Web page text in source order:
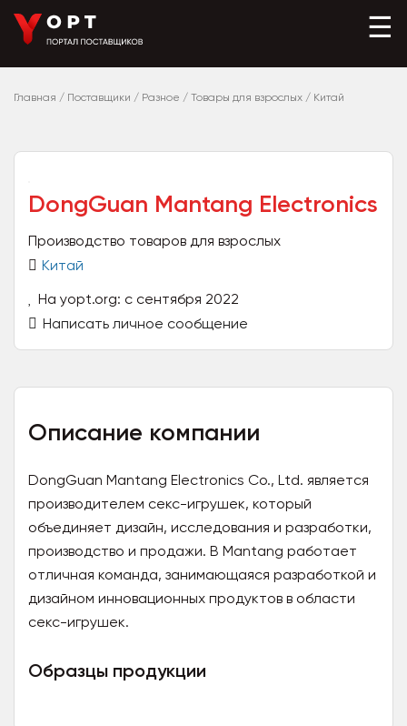
☰
Главная / Поставщики / Разное / Товары для взрослых / Китай
DongGuan Mantang Electronics
Производство товаров для взрослых
Китай
На yopt.org: с сентября 2022
Написать личное сообщение
Описание компании
DongGuan Mantang Electronics Co., Ltd. является
производителем секс-игрушек, который
объединяет дизайн, исследования и разработки,
производство и продажи. В Mantang работает
отличная команда, занимающаяся разработкой и
дизайном инновационных продуктов в области
секс-игрушек.
Образцы продукции